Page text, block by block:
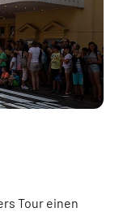
Tour einen